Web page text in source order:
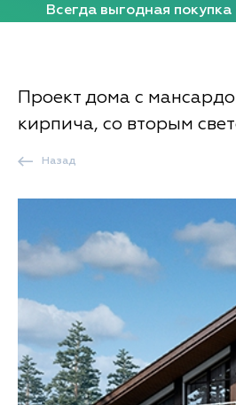
Всегда выгодная
Проект дома с
кирпича, со вторым
Назад